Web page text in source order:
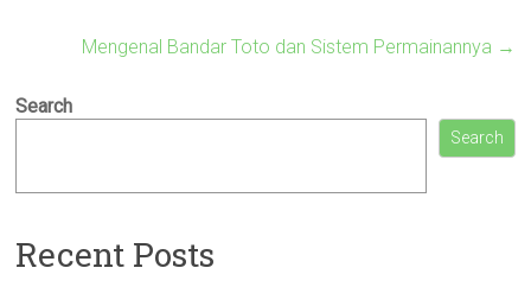
Mengenal Bandar Toto dan Sistem Permainannya →
Search
Search
Recent Posts